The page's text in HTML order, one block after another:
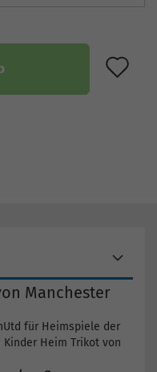
Manchester
für Heimspiele der
Kinder Heim Trikot von